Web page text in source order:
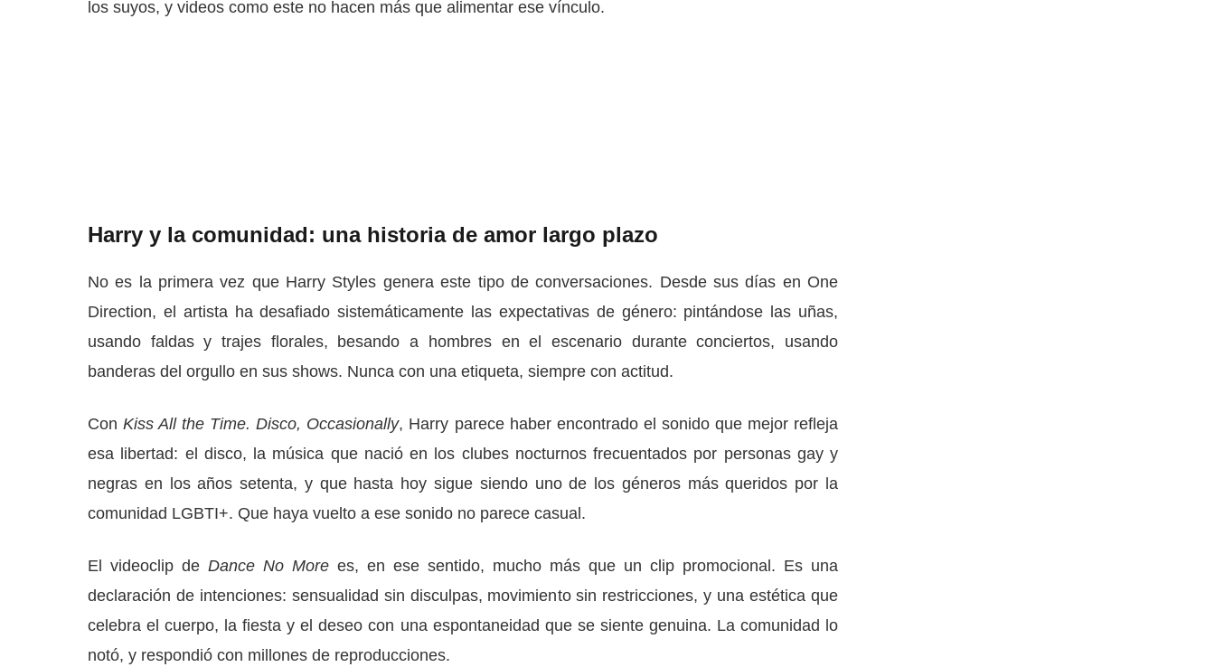
los suyos, y videos como este no hacen más que alimentar ese vínculo.
Harry y la comunidad: una historia de amor largo plazo
No es la primera vez que Harry Styles genera este tipo de conversaciones. Desde sus días en One
Direction, el artista ha desafiado sistemáticamente las expectativas de género: pintándose las uñas,
usando faldas y trajes florales, besando a hombres en el escenario durante conciertos, usando
banderas del orgullo en sus shows. Nunca con una etiqueta, siempre con actitud.
ConKiss All the Time. Disco, Occasionally, Harry parece haber encontrado el sonido que mejor refleja
esa libertad: el disco, la música que nació en los clubes nocturnos frecuentados por personas gay y
negras en los años setenta, y que hasta hoy sigue siendo uno de los géneros más queridos por la
comunidad LGBTI+. Que haya vuelto a ese sonido no parece casual.
El videoclip de Dance No More es, en ese sentido, mucho más que un clip promocional. Es una
declaración de intenciones: sensualidad sin disculpas, movimiento sin restricciones, y una estética que
celebra el cuerpo, la fiesta y el deseo con una espontaneidad que se siente genuina. La comunidad lo
notó, y respondió con millones de reproducciones.